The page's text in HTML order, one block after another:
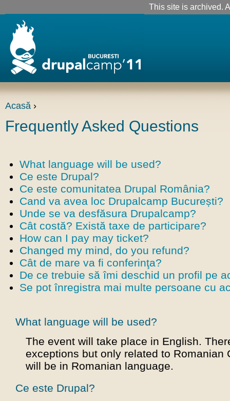
This site is archived.
Acasă ›
Frequently Asked Questions
What language will be used?
Ce este Drupal?
Ce este comunitatea Drupal România?
Cand va avea loc Drupalcamp București?
Unde se va desfăsura Drupalcamp?
Cât costă? Există taxe de participare?
How can I pay may ticket?
Changed my mind, do you refund?
Cât de mare va fi conferinţa?
De ce trebuie să îmi deschid un profil pe
Se pot înregistra mai multe persoane cu
What language will be used?
The event will take place in English.
exceptions but only related to Romanian
will be in Romanian language.
Ce este Drupal?